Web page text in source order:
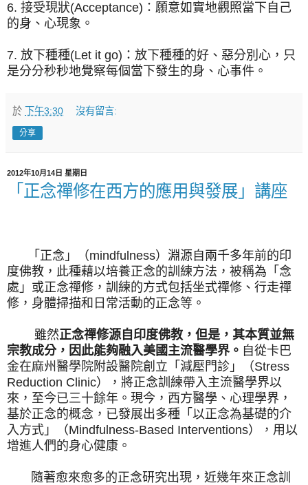
6. 接受現狀(Acceptance)：願意如實地觀照當下自己
的身、心現象。
7. 放下種種(Let it go)：放下種種的好、惡分別心，只
是分分秒秒地覺察每個當下發生的身、心事件。
於 下午3:30 沒有留言:
分享
2012年10月14日 星期日
「正念禪修在西方的應用與發展」講座
「正念」（mindfulness）淵源自兩千多年前的印
度佛教，此種藉以培養正念的訓練方法，被稱為「念
處」或正念禪修，訓練的方式包括坐式禪修、行走禪
修，身體掃描和日常活動的正念等。
雖然正念禪修源自印度佛教，但是，其本質並無
宗教成分，因此能夠融入美國主流醫學界。 自從卡巴
金在麻州醫學院附設醫院創立「減壓門診」（Stress
Reduction Clinic），將正念訓練帶入主流醫學界以
來，至今已三十餘年。現今，西方醫學、心理學界，
基於正念的概念，已發展出多種「以正念為基礎的介
入方式」（Mindfulness-Based Interventions），用以
增進人們的身心健康。
隨著愈來愈多的正念研究出現，近幾年來正念訓